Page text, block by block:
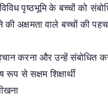
पृष्ठभूमि के बच्चों को
अक्षमता वाले बच्चों की
करना और उन्हें संबोधित
से सक्षम शिक्षार्थी